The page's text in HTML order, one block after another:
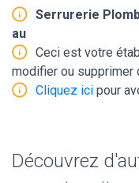
Serrurerie
au
Ceci est votre
modifier ou supprimer
Cliquez ici pour
Découvrez